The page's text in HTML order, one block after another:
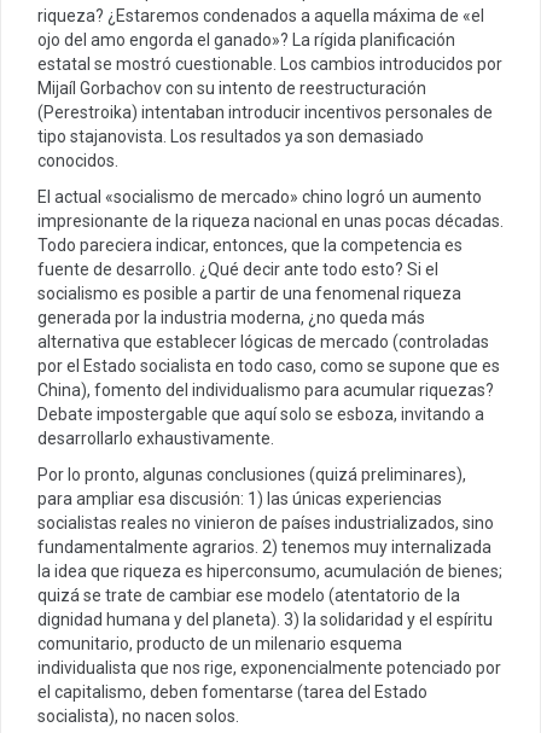
riqueza? ¿Estaremos condenados a aquella máxima de «el
ojo del amo engorda el ganado»? La rígida planificación
estatal se mostró cuestionable. Los cambios introducidos por
Mijaíl Gorbachov con su intento de reestructuración
(Perestroika) intentaban introducir incentivos personales de
tipo stajanovista. Los resultados ya son demasiado
conocidos.
El actual «socialismo de mercado» chino logró un aumento
impresionante de la riqueza nacional en unas pocas décadas.
Todo pareciera indicar, entonces, que la competencia es
fuente de desarrollo. ¿Qué decir ante todo esto? Si el
socialismo es posible a partir de una fenomenal riqueza
generada por la industria moderna, ¿no queda más
alternativa que establecer lógicas de mercado (controladas
por el Estado socialista en todo caso, como se supone que es
China), fomento del individualismo para acumular riquezas?
Debate impostergable que aquí solo se esboza, invitando a
desarrollarlo exhaustivamente.
Por lo pronto, algunas conclusiones (quizá preliminares),
para ampliar esa discusión: 1) las únicas experiencias
socialistas reales no vinieron de países industrializados, sino
fundamentalmente agrarios. 2) tenemos muy internalizada
la idea que riqueza es hiperconsumo, acumulación de bienes;
quizá se trate de cambiar ese modelo (atentatorio de la
dignidad humana y del planeta). 3) la solidaridad y el espíritu
comunitario, producto de un milenario esquema
individualista que nos rige, exponencialmente potenciado por
el capitalismo, deben fomentarse (tarea del Estado
socialista), no nacen solos.